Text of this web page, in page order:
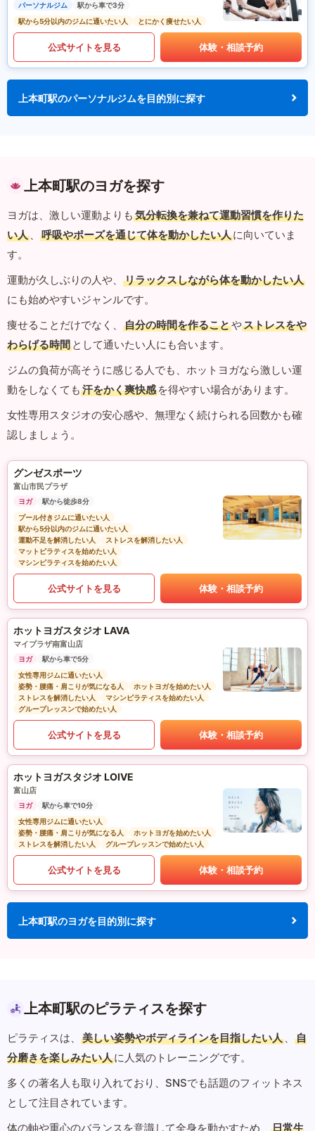
パーソナルジム
駅から車で3分
駅から5分以内のジムに通いたい人
とにかく痩せたい人
公式サイトを見る 体験・相談予約
上本町駅のパーソナルジムを目的別に探す
上本町駅のヨガを探す
ヨガは、激しい運動よりも 気分転換を兼ねて運動習慣を作りた
い人 、 呼吸やポーズを通じて体を動かしたい人に向いていま
す。
運動が久しぶりの人や、
リラックスしながら体を動かしたい人
にも始めやすいジャンルです。
痩せることだけでなく、
自分の時間を作ることやストレスをや
わらげる時間 として通いたい人にも合います。
ジムの負荷が高そうに感じる人でも、ホットヨガなら激しい運
動をしなくても 汗をかく爽快感 を得やすい場合があります。
女性専用スタジオの安心感や、無理なく続けられる回数かも確
認しましょう。
グンゼスポーツ
富山市民プラザ
ヨガ
駅から徒歩8分
プール付きジムに通いたい人
駅から5分以内のジムに通いたい人
運動不足を解消したい人
ストレスを解消したい人
マットピラティスを始めたい人
マシンピラティスを始めたい人
公式サイトを見る 体験・相談予約
ホットヨガスタジオ LAVA
マイプラザ南富山店
ヨガ
駅から車で5分
女性専用ジムに通いたい人
姿勢・腰痛・肩こりが気になる人
ホットヨガを始めたい人
ストレスを解消したい人
マシンピラティスを始めたい人
グループレッスンで始めたい人
公式サイトを見る 体験・相談予約
ホットヨガスタジオ LOIVE
富山店
ヨガ
駅から車で10分
女性専用ジムに通いたい人
姿勢・腰痛・肩こりが気になる人
ホットヨガを始めたい人
ストレスを解消したい人
グループレッスンで始めたい人
公式サイトを見る 体験・相談予約
上本町駅のヨガを目的別に探す
上本町駅のピラティスを探す
ピラティスは、 美しい姿勢やボディラインを目指したい人 、
自
分磨きを楽しみたい人に人気のトレーニングです。
多くの著名人も取り入れており、SNSでも話題のフィットネス
として注目されています。
体の軸や重心のバランスを意識して全身を動かすため、
日常生